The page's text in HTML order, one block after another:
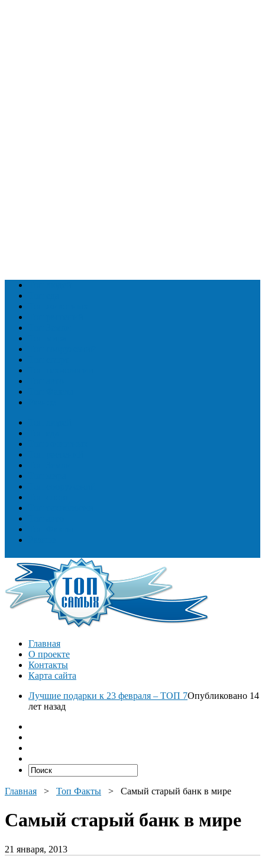
Главная
О проекте
Контакты
Карта сайта
Лучшие подарки к 23 февраля – ТОП 7Опубликовано 14
лет назад
Главная > Топ Факты > Самый старый банк в мире
Самый старый банк в мире
21 января, 2013